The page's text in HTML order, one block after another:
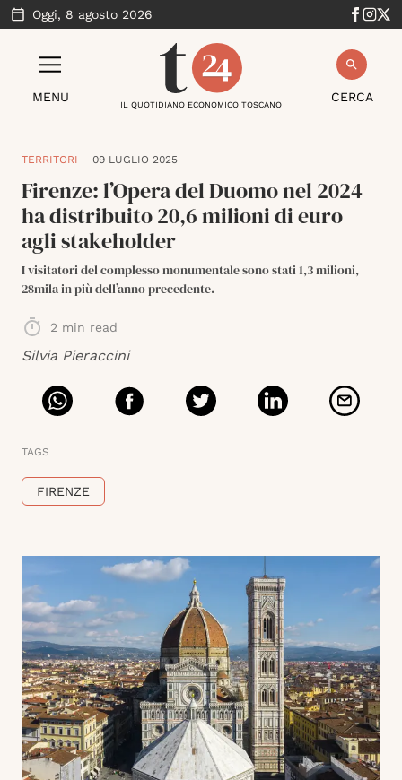
Oggi, 8 agosto 2026
MENU CERCA
IL QUOTIDIANO ECONOMICO TOSCANO
TERRITORI 09 LUGLIO 2025
Firenze: l’Opera del Duomo nel 2024
ha distribuito 20,6 milioni di euro
agli stakeholder
I visitatori del complesso monumentale sono stati 1,3 milioni,
28mila in più dell’anno precedente.
2 min read
Silvia Pieraccini
TAGS
FIRENZE